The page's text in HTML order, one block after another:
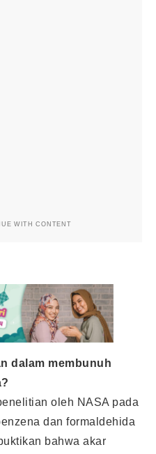
WITH CONTENT
dalam membunuh
oleh NASA pada
dan formaldehida
bahwa akar